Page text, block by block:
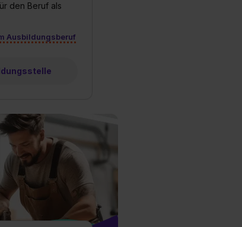
den Beruf als
Ausbildungsberuf